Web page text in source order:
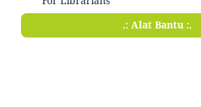
.: Alat Bantu :.